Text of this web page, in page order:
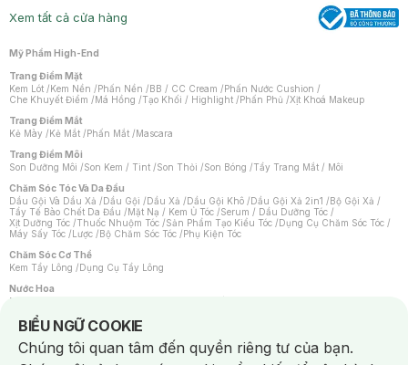
Xem tất cả cửa hàng
Mỹ Phẩm High-End
Trang Điểm Mặt
Kem Lót /Kem Nền /Phấn Nền /BB / CC Cream /Phấn Nước Cushion /
Che Khuyết Điểm /Má Hồng /Tạo Khối / Highlight /Phấn Phủ /Xịt Khoá Makeup
Trang Điểm Mắt
Kẻ Mày /Kẻ Mắt /Phấn Mắt /Mascara
Trang Điểm Môi
Son Dưỡng Môi /Son Kem / Tint /Son Thỏi /Son Bóng /Tẩy Trang Mắt / Môi
Chăm Sóc Tóc Và Da Đầu
Dầu Gội Và Dầu Xả /Dầu Gội /Dầu Xả /Dầu Gội Khô /Dầu Gội Xả 2in1 /Bộ Gội Xả /
Tẩy Tế Bào Chết Da Đầu /Mặt Nạ / Kem Ủ Tóc /Serum / Dầu Dưỡng Tóc /
Xịt Dưỡng Tóc /Thuốc Nhuộm Tóc /Sản Phẩm Tạo Kiểu Tóc /Dụng Cụ Chăm Sóc Tóc /
Máy Sấy Tóc /Lược /Bộ Chăm Sóc Tóc /Phụ Kiện Tóc
Chăm Sóc Cơ Thể
Kem Tẩy Lông /Dụng Cụ Tẩy Lông
Nước Hoa
Nước Hoa Nữ
Chăm Sóc Cá Nhân
Chống Muỗi /Khẩu Trang /Máy Massage/Mặt Nạ Xông Hơi /Nước Rửa Tay/
Sản Phẩm Chăm Sóc Khác /Bàn Chải Đánh Răng /Bàn Chải Điện/
BIỂU NGỮ COOKIE
Notice about cookies usage
Chúng tôi quan tâm đến quyền riêng tư của bạn.